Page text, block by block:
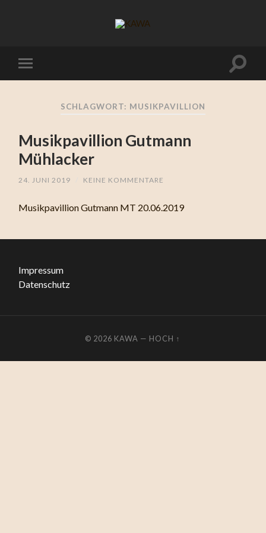
SCHLAGWORT: MUSIKPAVILLION
Musikpavillion Gutmann
Mühlacker
24. JUNI 2019 KEINE KOMMENTARE
Musikpavillion Gutmann MT 20.06.2019
Impressum
Datenschutz
© 2026 KAWA — HOCH ↑